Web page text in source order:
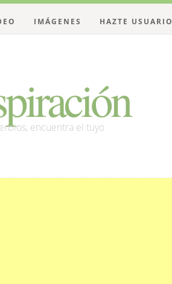
encuentra el tuyo
IMÁGENES HAZTE USUARIO